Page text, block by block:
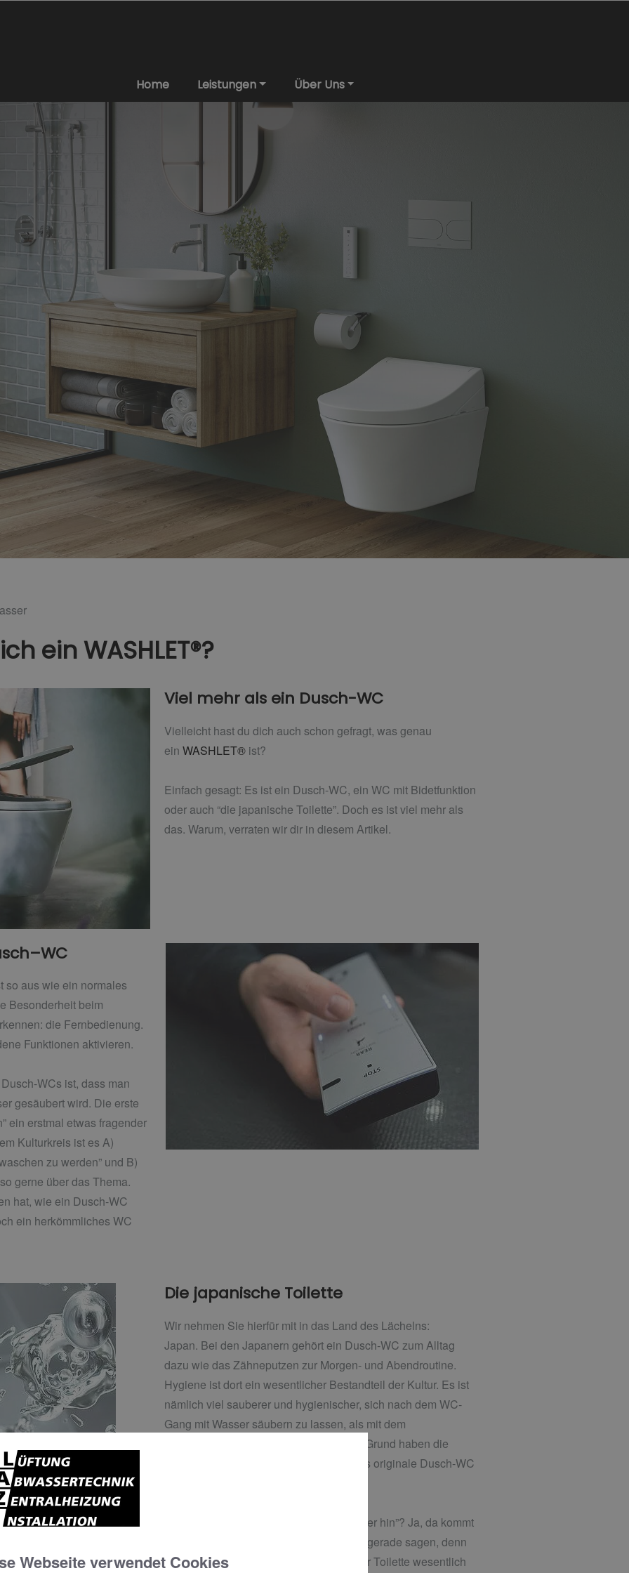
Home Leistungen Über Uns
ein WASHLET®?
Viel mehr als ein Dusch-WC
Vielleicht hast du dich auch schon gefragt, was genau
ein WASHLET® ist?
Einfach gesagt: Es ist ein Dusch-WC, ein WC mit Bidetfunktion
oder auch “die japanische Toilette”. Doch es ist viel mehr als
das. Warum, verraten wir dir in diesem Artikel.
–WC
so aus wie ein normales
Besonderheit beim
die Fernbedienung.
Funktionen aktivieren.
WCs ist, dass man
gesäubert wird. Die erste
ein erstmal etwas fragender
Kulturkreis ist es A)
zu werden” und B)
gerne über das Thema.
hat, wie ein Dusch-WC
ein herkömmliches WC
Die japanische Toilette
Wir nehmen Sie hierfür mit in das Land des Lächelns:
Japan. Bei den Japanern gehört ein Dusch-WC zum Alltag
dazu wie das Zähneputzen zur Morgen- und Abendroutine.
Hygiene ist dort ein wesentlicher Bestandteil der Kultur. Es ist
nämlich viel sauberer und hygienischer, sich nach dem WC-
Gang mit Wasser säubern zu lassen, als mit dem
Toilettenpapier zu wischen. Aus diesem Grund haben die
Japaner beziehungsweise wir, TOTO, das originale Dusch-WC
“Ihhhh – und dann kommt da unten Wasser hin”? Ja, da kommt
Wasser hin, aber “Ihhhh” kann man nicht gerade sagen, denn
die Reinigung mit Wasser ist auch auf der Toilette wesentlich
Webseite verwendet Cookies